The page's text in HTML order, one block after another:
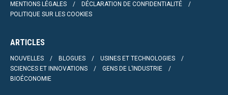
MENTIONS LÉGALES
DÉCLARATION DE CONFIDENTIALITÉ
POLITIQUE SUR LES COOKIES
ARTICLES
NOUVELLES BLOGUES
USINES ET TECHNOLOGIES
SCIENCES ET INNOVATIONS
GENS DE L’INDUSTRIE
BIOÉCONOMIE